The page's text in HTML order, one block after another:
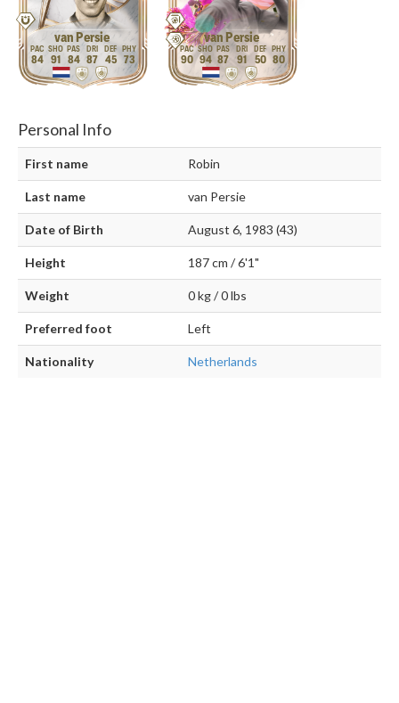
van Persie
84 91 84 87 45 73
van Persie
90 94 87 91 50 80
Personal Info
First name Robin
Last name van Persie
Date of Birth August 6, 1983 (43)
Height 187 cm / 6'1"
Weight 0 kg / 0 lbs
Preferred foot Left
Nationality Netherlands